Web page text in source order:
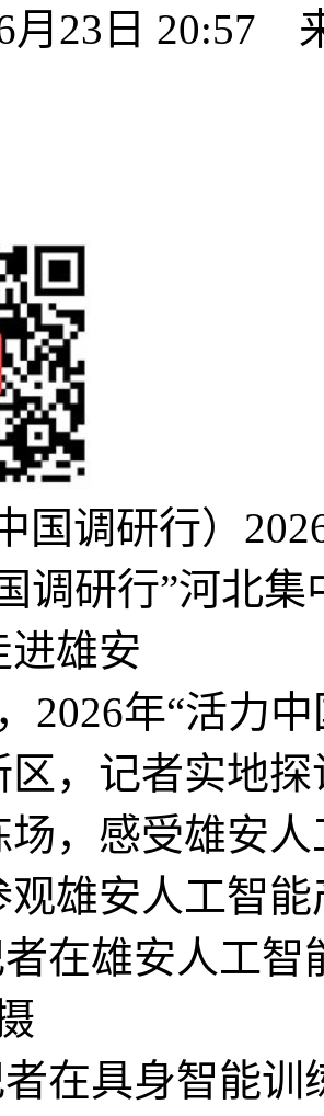
月23日 20:57
2026年“活力
区，记者实地
场，感受雄安
观雄安人工智
在雄安人工
在具身智能训